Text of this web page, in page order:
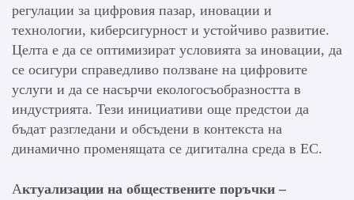
регулации за цифровия пазар, иновации и
технологии, киберсигурност и устойчиво развитие.
Целта е да се оптимизират условията за иновации, да
се осигури справедливо ползване на цифровите
услуги и да се насърчи екологосъобразността в
индустрията. Тези инициативи още предстои да
бъдат разгледани и обсъдени в контекста на
динамично променящата се дигитална среда в ЕС.
Актуализации на обществените поръчки –